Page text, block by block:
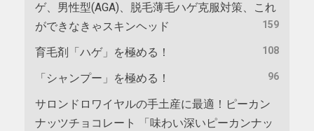
ゲ、男性型(AGA)、脱毛薄毛ハゲ克服対策、これ
ができなきゃスキンヘッド
159
育毛剤「ハゲ」を極める！ 108
「シャンプー」を極める！ 96
サロンドロワイヤルの手土産に最適！ピーカン
ナッツチョコレート 「味わい深いピーカンナッ